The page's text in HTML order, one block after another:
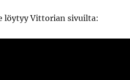
löytyy Vittorian sivuilta: